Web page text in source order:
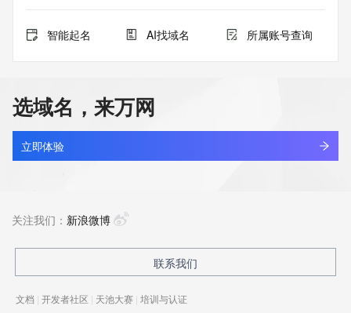
智能起名 AI找域名 所属账号查询
选域名，来万网
立即体验
关注我们： 新浪微博
联系我们
文档 | 开发者社区 | 天池大赛 | 培训与认证